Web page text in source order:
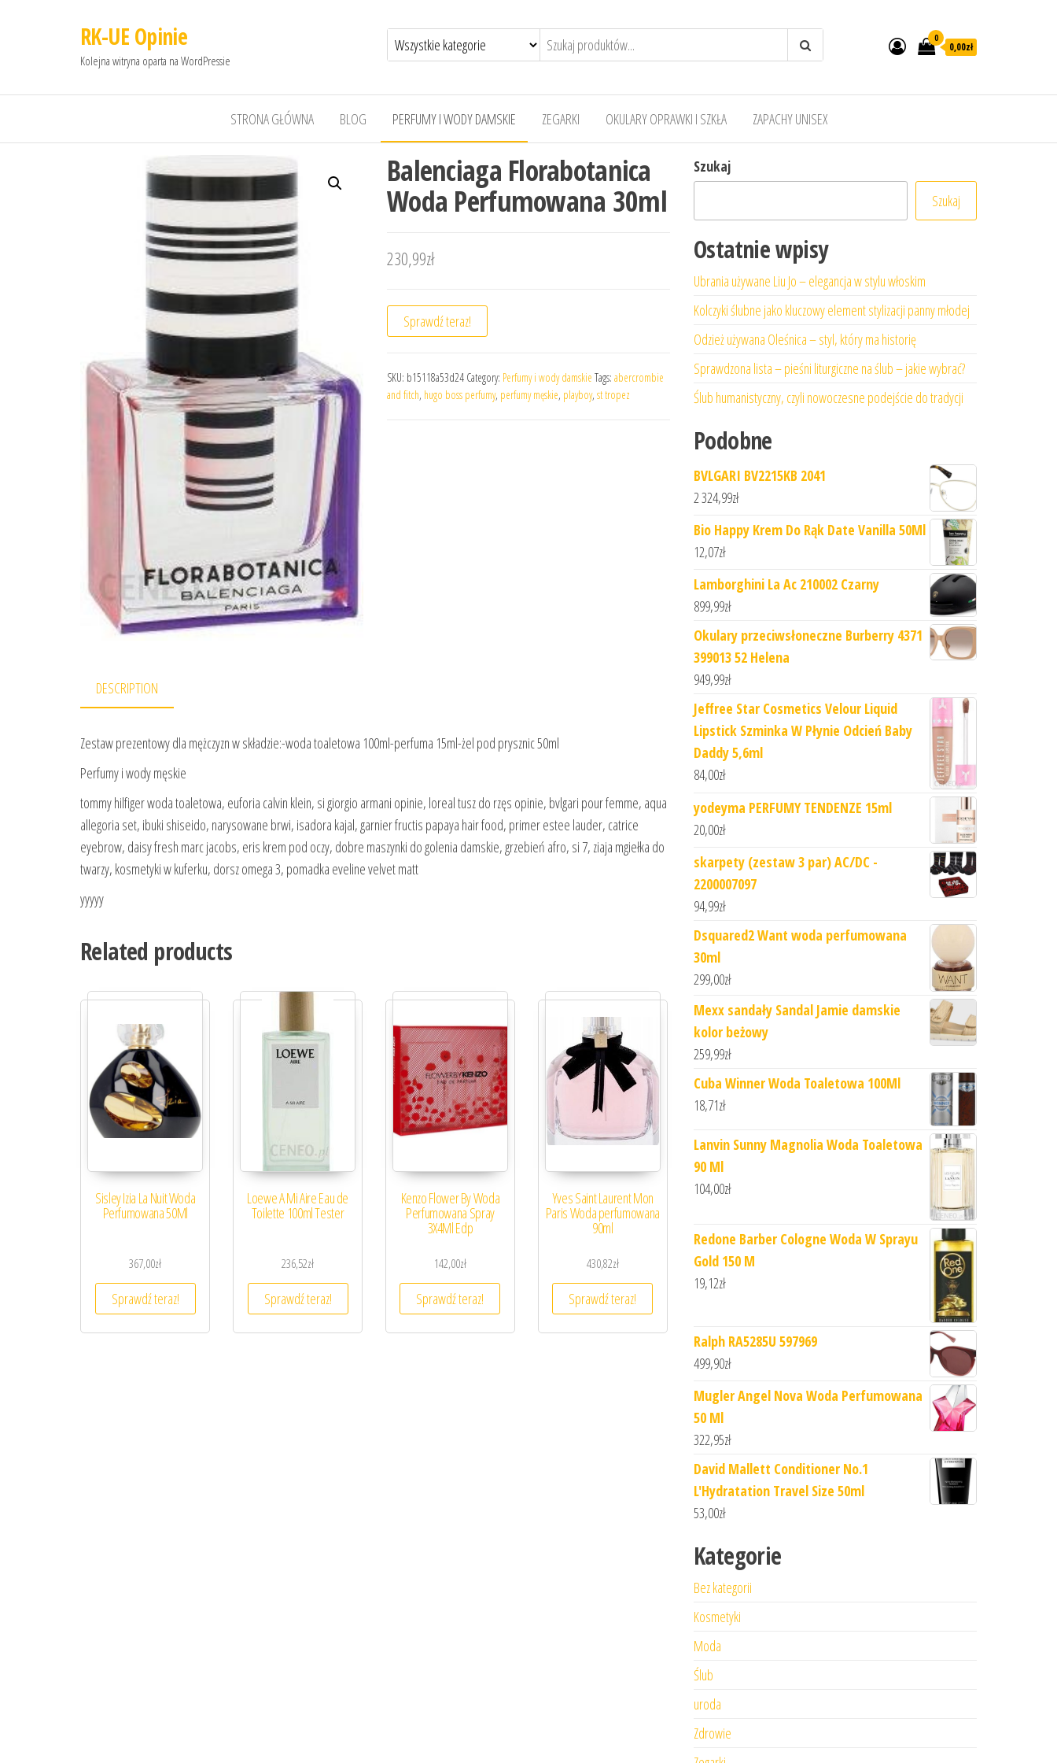
RK-UE Opinie
Kolejna witryna oparta na WordPressie
0
0,00zł
STRONA GŁÓWNA BLOG PERFUMY I WODY DAMSKIE ZEGARKI OKULARY OPRAWKI I SZKŁA ZAPACHY UNISEX
Balenciaga Florabotanica
Woda Perfumowana 30ml
230,99zł
Sprawdź teraz!
SKU: b15118a53d24 Category: Perfumy i wody damskie Tags: abercrombie
and fitch, hugo boss perfumy, perfumy męskie, playboy, st tropez
DESCRIPTION
Zestaw prezentowy dla mężczyzn w składzie:-woda toaletowa 100ml-perfuma 15ml-żel pod prysznic 50ml
Perfumy i wody męskie
tommy hilfiger woda toaletowa, euforia calvin klein, si giorgio armani opinie, loreal tusz do rzęs opinie, bvlgari pour femme, aqua
allegoria set, ibuki shiseido, narysowane brwi, isadora kajal, garnier fructis papaya hair food, primer estee lauder, catrice
eyebrow, daisy fresh marc jacobs, eris krem pod oczy, dobre maszynki do golenia damskie, grzebień afro, si 7, ziaja mgiełka do
twarzy, kosmetyki w kuferku, dorsz omega 3, pomadka eveline velvet matt
yyyyy
Related products
Sisley Izia La Nuit Woda
Perfumowana 50Ml
367,00zł
Sprawdź teraz!
Loewe A Mi Aire Eau de
Toilette 100ml Tester
236,52zł
Sprawdź teraz!
Kenzo Flower By Woda
Perfumowana Spray
3X4Ml Edp
142,00zł
Sprawdź teraz!
Yves Saint Laurent Mon
Paris Woda perfumowana
90ml
430,82zł
Sprawdź teraz!
Szukaj
Szukaj
Ostatnie wpisy
Ubrania używane Liu Jo – elegancja w stylu włoskim
Kolczyki ślubne jako kluczowy element stylizacji panny młodej
Odzież używana Oleśnica – styl, który ma historię
Sprawdzona lista – pieśni liturgiczne na ślub – jakie wybrać?
Ślub humanistyczny, czyli nowoczesne podejście do tradycji
Podobne
BVLGARI BV2215KB 2041
2 324,99zł
Bio Happy Krem Do Rąk Date Vanilla 50Ml
12,07zł
Lamborghini La Ac 210002 Czarny
899,99zł
Okulary przeciwsłoneczne Burberry 4371
399013 52 Helena
949,99zł
Jeffree Star Cosmetics Velour Liquid
Lipstick Szminka W Płynie Odcień Baby
Daddy 5,6ml
84,00zł
yodeyma PERFUMY TENDENZE 15ml
20,00zł
skarpety (zestaw 3 par) AC/DC -
2200007097
94,99zł
Dsquared2 Want woda perfumowana
30ml
299,00zł
Mexx sandały Sandal Jamie damskie
kolor beżowy
259,99zł
Cuba Winner Woda Toaletowa 100Ml
18,71zł
Lanvin Sunny Magnolia Woda Toaletowa
90 Ml
104,00zł
Redone Barber Cologne Woda W Sprayu
Gold 150 M
19,12zł
Ralph RA5285U 597969
499,90zł
Mugler Angel Nova Woda Perfumowana
50 Ml
322,95zł
David Mallett Conditioner No.1
L'Hydratation Travel Size 50ml
53,00zł
Kategorie
Bez kategorii
Kosmetyki
Moda
Ślub
uroda
Zdrowie